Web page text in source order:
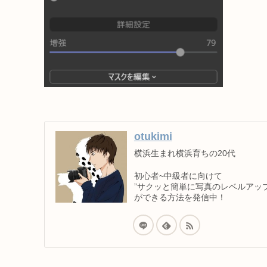
otukimi
横浜生まれ横浜育ちの20代
初心者~中級者に向けて
”サクッと簡単に写真のレベルアッ
ができる方法を発信中！